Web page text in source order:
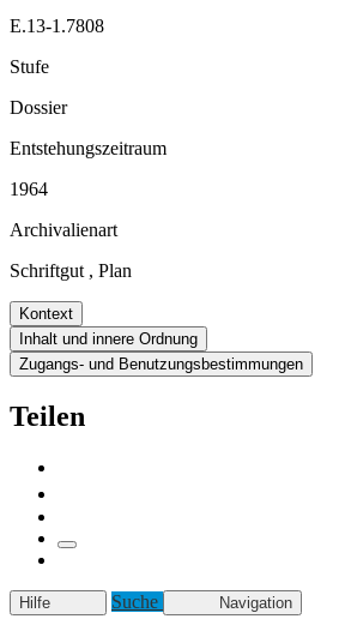
E.13-1.7808
Stufe
Dossier
Entstehungszeitraum
1964
Archivalienart
Schriftgut , Plan
Kontext
Inhalt und innere Ordnung
Zugangs- und Benutzungsbestimmungen
Teilen
Hilfe Suche Navigation